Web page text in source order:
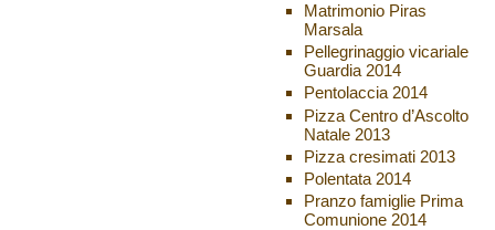
Matrimonio Piras
Marsala
Pellegrinaggio vicariale
Guardia 2014
Pentolaccia 2014
Pizza Centro d’Ascolto
Natale 2013
Pizza cresimati 2013
Polentata 2014
Pranzo famiglie Prima
Comunione 2014